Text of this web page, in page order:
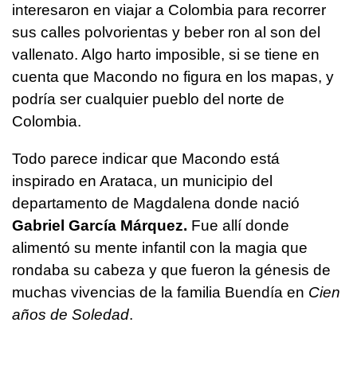
interesaron en viajar a Colombia para recorrer
sus calles polvorientas y beber ron al son del
vallenato. Algo harto imposible, si se tiene en
cuenta que Macondo no figura en los mapas, y
podría ser cualquier pueblo del norte de
Colombia.
Todo parece indicar que Macondo está
inspirado en Arataca, un municipio del
departamento de Magdalena donde nació
Gabriel García Márquez. Fue allí donde
alimentó su mente infantil con la magia que
rondaba su cabeza y que fueron la génesis de
muchas vivencias de la familia Buendía en Cien
años de Soledad.